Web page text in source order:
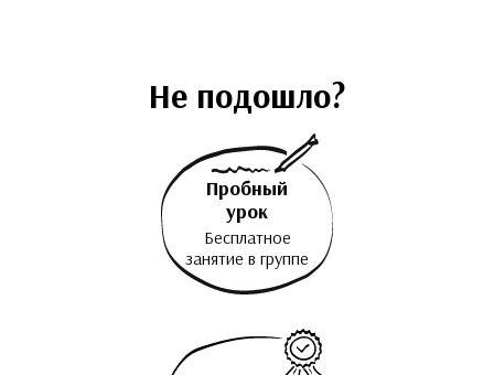
Не подошло?
Пробный
урок
Бесплатное
занятие в группе